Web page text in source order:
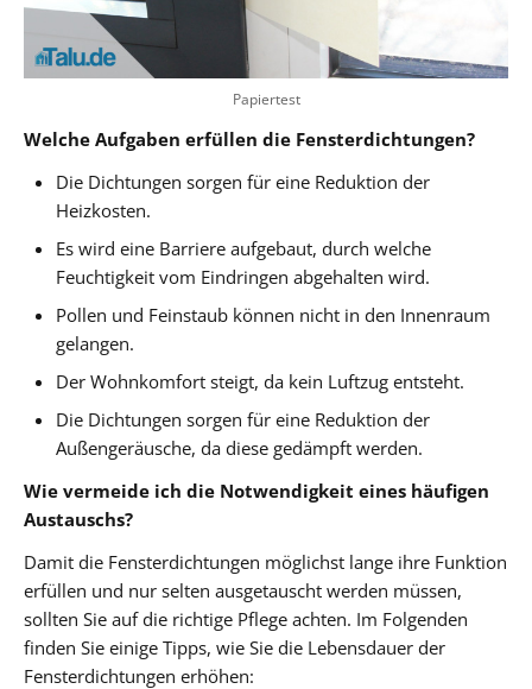
Papiertest
Welche Aufgaben erfüllen die Fensterdichtungen?
Die Dichtungen sorgen für eine Reduktion der
Heizkosten.
Es wird eine Barriere aufgebaut, durch welche
Feuchtigkeit vom Eindringen abgehalten wird.
Pollen und Feinstaub können nicht in den Innenraum
gelangen.
Der Wohnkomfort steigt, da kein Luftzug entsteht.
Die Dichtungen sorgen für eine Reduktion der
Außengeräusche, da diese gedämpft werden.
Wie vermeide ich die Notwendigkeit eines häufigen
Austauschs?
Damit die Fensterdichtungen möglichst lange ihre Funktion
erfüllen und nur selten ausgetauscht werden müssen,
sollten Sie auf die richtige Pflege achten. Im Folgenden
finden Sie einige Tipps, wie Sie die Lebensdauer der
Fensterdichtungen erhöhen: